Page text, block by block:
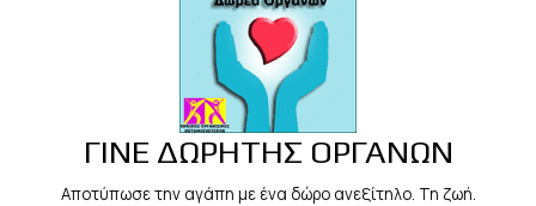
ΓΙΝΕ ΔΩΡΗΤΗΣ ΟΡΓΑΝΩΝ
Αποτύπωσε την αγάπη με ένα δώρο ανεξίτηλο. Τη ζωή.